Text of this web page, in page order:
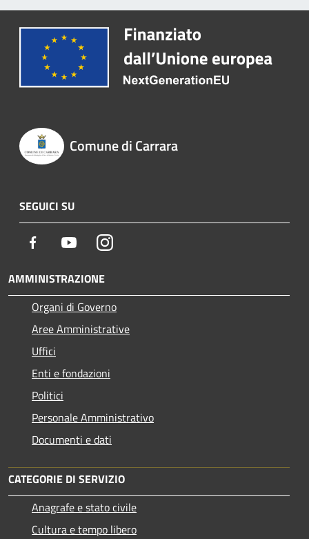
Comune di Carrara
SEGUICI SU
Facebook YoutubeInstagram
AMMINISTRAZIONE
Organi di Governo
Aree Amministrative
Uffici
Enti e fondazioni
Politici
Personale Amministrativo
Documenti e dati
CATEGORIE DI SERVIZIO
Anagrafe e stato civile
Cultura e tempo libero